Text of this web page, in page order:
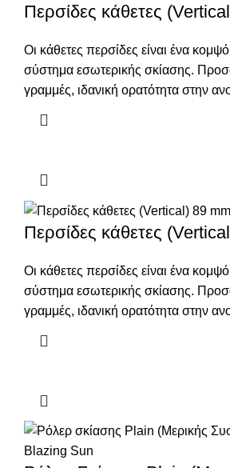
Περσίδες κάθετες
Οι κάθετες περσίδες είναι ένα
σύστημα εσωτερικής σκίασης.
γραμμές, ιδανική ορατότητα στην
Περσίδες κάθετες
Οι κάθετες περσίδες είναι ένα
σύστημα εσωτερικής σκίασης.
γραμμές, ιδανική ορατότητα στην